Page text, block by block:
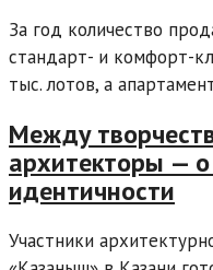
За год количество
стандарт- и комфорт-
тыс. лотов, а
Между
архитекторы —
идентичности
Участники